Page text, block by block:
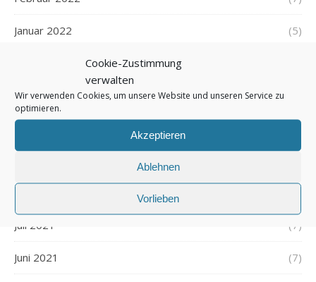
Cookie-Zustimmung
verwalten
Wir verwenden Cookies, um unsere Website und unseren Service zu
optimieren.
Akzeptieren
Ablehnen
Vorlieben
Januar 2022 (5)
Dezember 2021
November 2021
Oktober 2021 (6)
Juli 2021 (7)
Juni 2021 (7)